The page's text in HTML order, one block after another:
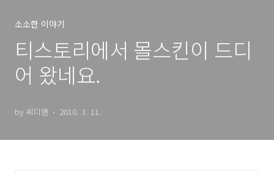
소소한 이야기
티스토리에서 몰스킨이 드디
어 왔네요.
by 씨디맨 2010. 3. 11.